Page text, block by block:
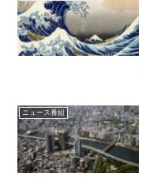
ニュース番組